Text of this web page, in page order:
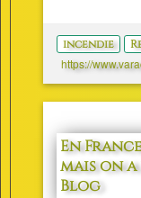
incendie
En
mais on
Blog